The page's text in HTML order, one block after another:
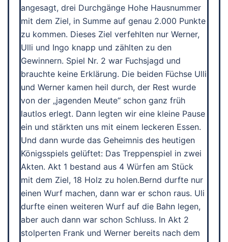
angesagt, drei Durchgänge Hohe Hausnummer
mit dem Ziel, in Summe auf genau 2.000 Punkte
zu kommen. Dieses Ziel verfehlten nur Werner,
Ulli und Ingo knapp und zählten zu den
Gewinnern. Spiel Nr. 2 war Fuchsjagd und
brauchte keine Erklärung. Die beiden Füchse Ulli
und Werner kamen heil durch, der Rest wurde
von der „jagenden Meute“ schon ganz früh
lautlos erlegt. Dann legten wir eine kleine Pause
ein und stärkten uns mit einem leckeren Essen.
Und dann wurde das Geheimnis des heutigen
Königsspiels gelüftet: Das Treppenspiel in zwei
Akten. Akt 1 bestand aus 4 Würfen am Stück
mit dem Ziel, 18 Holz zu holen.Bernd durfte nur
einen Wurf machen, dann war er schon raus. Uli
durfte einen weiteren Wurf auf die Bahn legen,
aber auch dann war schon Schluss. In Akt 2
stolperten Frank und Werner bereits nach dem